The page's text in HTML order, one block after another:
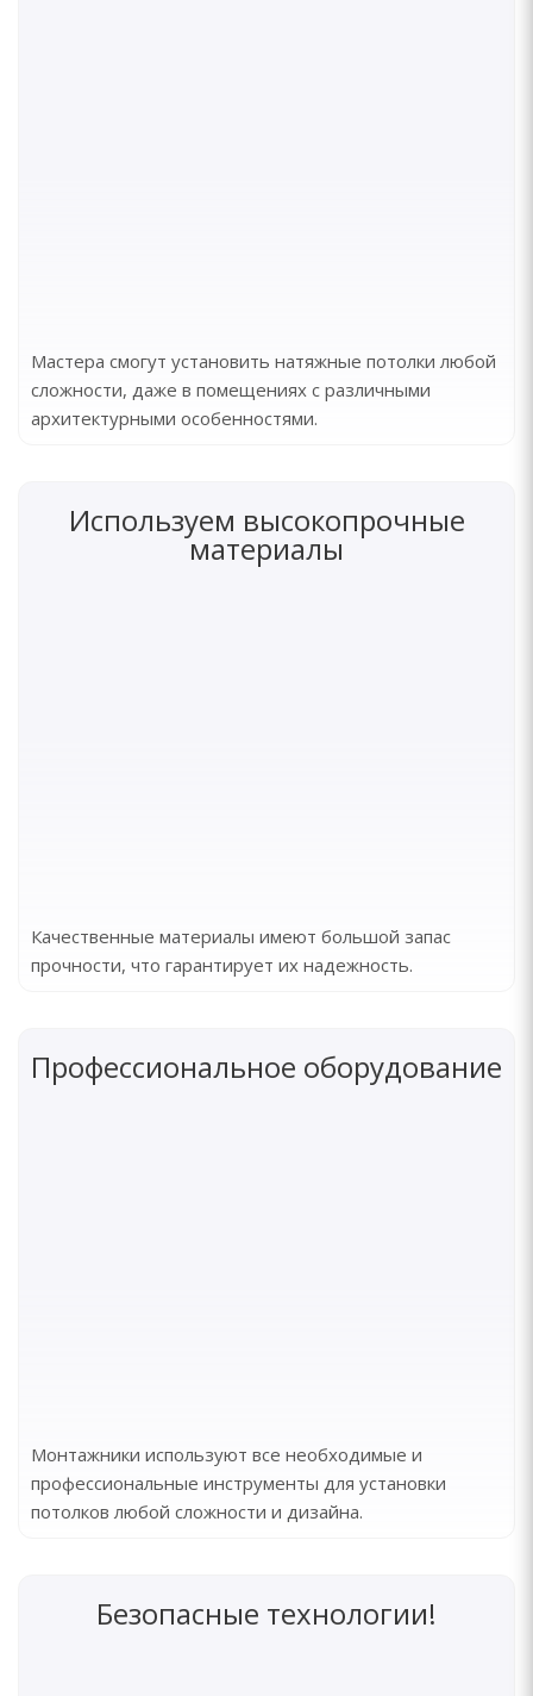
Мастера смогут установить натяжные потолки любой
сложности, даже в помещениях с различными
архитектурными особенностями.
Используем высокопрочные
материалы
Качественные материалы имеют большой запас
прочности, что гарантирует их надежность.
Профессиональное оборудование
Монтажники используют все необходимые и
профессиональные инструменты для установки
потолков любой сложности и дизайна.
Безопасные технологии!